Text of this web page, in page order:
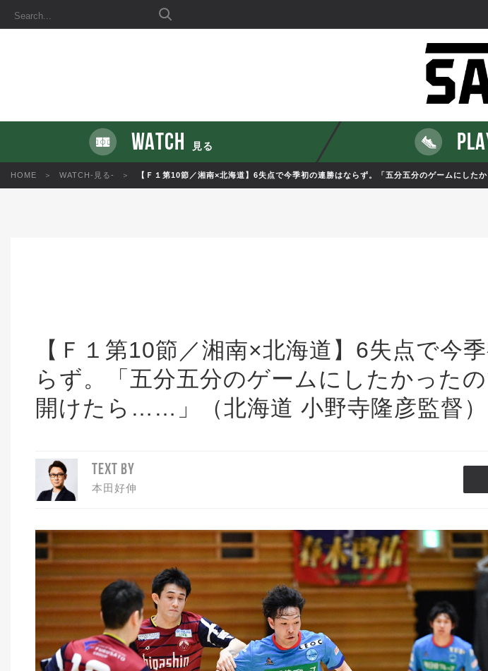
WATCH 見る
HOME WATCH-見る- 【Ｆ１第10節／湘南×北海道】6失点で今季初の連勝はならず。「五分五分のゲームにし
【Ｆ１第10節／湘南×北海道】6失点で今
らず。「五分五分のゲームにしたかった
開けたら……」（北海道 小野寺隆彦監督）
TEXT BY
本田好伸